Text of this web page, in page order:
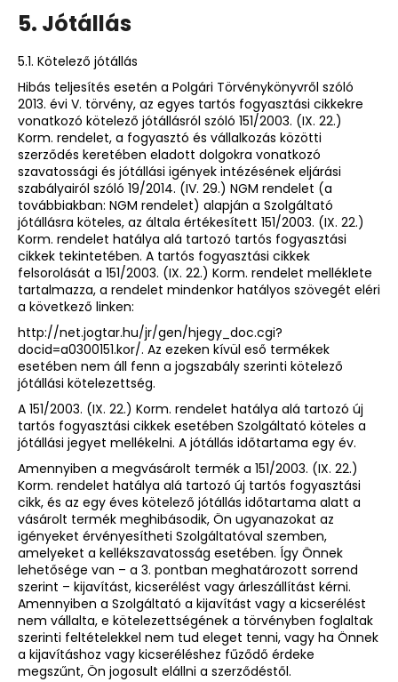
5. Jótállás
5.1. Kötelező jótállás
Hibás teljesítés esetén a Polgári Törvénykönyvről szóló
2013. évi V. törvény, az egyes tartós fogyasztási cikkekre
vonatkozó kötelező jótállásról szóló 151/2003. (IX. 22.)
Korm. rendelet, a fogyasztó és vállalkozás közötti
szerződés keretében eladott dolgokra vonatkozó
szavatossági és jótállási igények intézésének eljárási
szabályairól szóló 19/2014. (IV. 29.) NGM rendelet (a
továbbiakban: NGM rendelet) alapján a Szolgáltató
jótállásra köteles, az általa értékesített 151/2003. (IX. 22.)
Korm. rendelet hatálya alá tartozó tartós fogyasztási
cikkek tekintetében. A tartós fogyasztási cikkek
felsorolását a 151/2003. (IX. 22.) Korm. rendelet melléklete
tartalmazza, a rendelet mindenkor hatályos szövegét eléri
a következő linken:
http://net.jogtar.hu/jr/gen/hjegy_doc.cgi?
docid=a0300151.kor/. Az ezeken kívül eső termékek
esetében nem áll fenn a jogszabály szerinti kötelező
jótállási kötelezettség.
A 151/2003. (IX. 22.) Korm. rendelet hatálya alá tartozó új
tartós fogyasztási cikkek esetében Szolgáltató köteles a
jótállási jegyet mellékelni. A jótállás időtartama egy év.
Amennyiben a megvásárolt termék a 151/2003. (IX. 22.)
Korm. rendelet hatálya alá tartozó új tartós fogyasztási
cikk, és az egy éves kötelező jótállás időtartama alatt a
vásárolt termék meghibásodik, Ön ugyanazokat az
igényeket érvényesítheti Szolgáltatóval szemben,
amelyeket a kellékszavatosság esetében. Így Önnek
lehetősége van – a 3. pontban meghatározott sorrend
szerint – kijavítást, kicserélést vagy árleszállítást kérni.
Amennyiben a Szolgáltató a kijavítást vagy a kicserélést
nem vállalta, e kötelezettségének a törvényben foglaltak
szerinti feltételekkel nem tud eleget tenni, vagy ha Önnek
a kijavításhoz vagy kicseréléshez fűződő érdeke
megszűnt, Ön jogosult elállni a szerződéstől.